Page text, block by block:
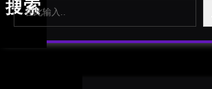
搜索
S